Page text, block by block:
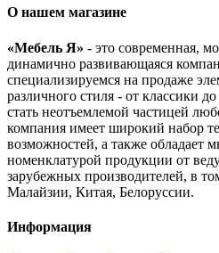
О нашем магазине
«Мебель Я» - это современная,
динамично развивающаяся
специализируемся на продаже
различного стиля - от классики
стать неотъемлемой частицей
компания имеет широкий набор
возможностей, а также обладает
номенклатурой продукции от
зарубежных производителей, в
Малайзии, Китая, Белоруссии.
Информация